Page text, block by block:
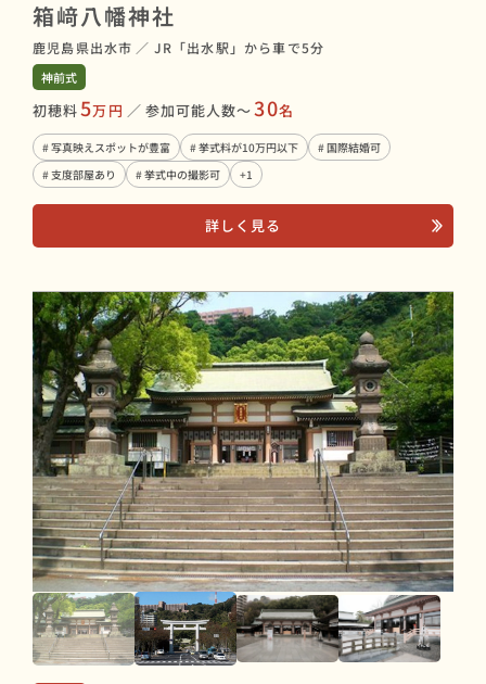
箱﨑八幡神社
鹿児島県出水市 ／ JR「出水駅」から車で5分
神前式
初穂料5万円 ／ 参加可能人数〜30名
# 写真映えスポットが豊富 # 挙式料が10万円以下
# 国際結婚可
# 支度部屋あり
# 挙式中の撮影可 +1
詳しく見る